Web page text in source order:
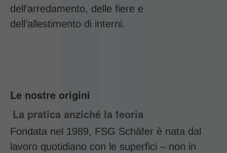
dell’arredamento, delle fiere e
dell’allestimento di interni.
Le nostre origini
La pratica anziché la teoria
Fondata nel 1989, FSG Schäfer è nata dal
lavoro quotidiano con le superfici – non in